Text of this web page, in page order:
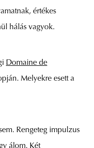
értékes
hálás vagyok.
Domaine de
Melyekre esett a
Rengeteg impulzus
álom. Két